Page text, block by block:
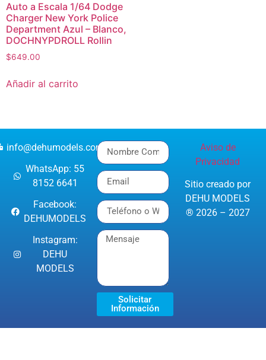
Auto a Escala 1/64 Dodge
Charger New York Police
Department Azul – Blanco,
DOCHNYPDROLL Rollin
$649.00
Añadir al carrito
info@dehumodels.com
WhatsApp: 55
8152 6641
Facebook:
DEHUMODELS
Instagram:
DEHU
MODELS
Solicitar
Información
Aviso de
Privacidad
Sitio creado por
DEHU MODELS
® 2026 – 2027